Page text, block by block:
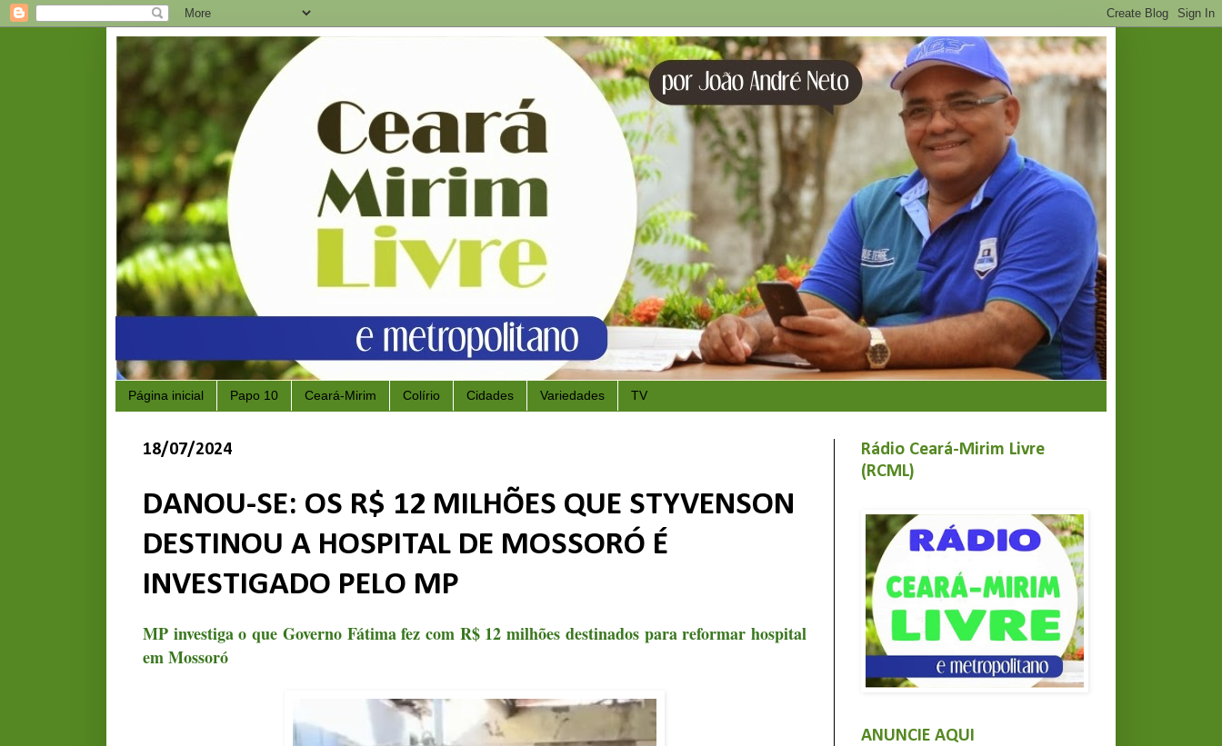
Página inicial Papo 10 Ceará-Mirim Colírio Cidades Variedades TV
18/07/2024
DANOU-SE: OS R$ 12 MILHÕES QUE STYVENSON
DESTINOU A HOSPITAL DE MOSSORÓ É
INVESTIGADO PELO MP
MP investiga o que Governo Fátima fez com R$ 12 milhões destinados para reformar hospital
em Mossoró
Rádio Ceará-Mirim Livre
(RCML)
ANUNCIE AQUI